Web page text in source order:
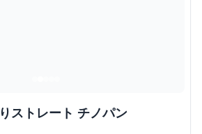
ストレート チノパン